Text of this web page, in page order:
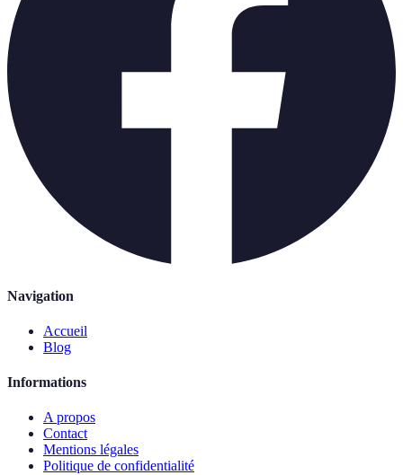
Navigation
Accueil
Blog
Informations
A propos
Contact
Mentions légales
Politique de confidentialité